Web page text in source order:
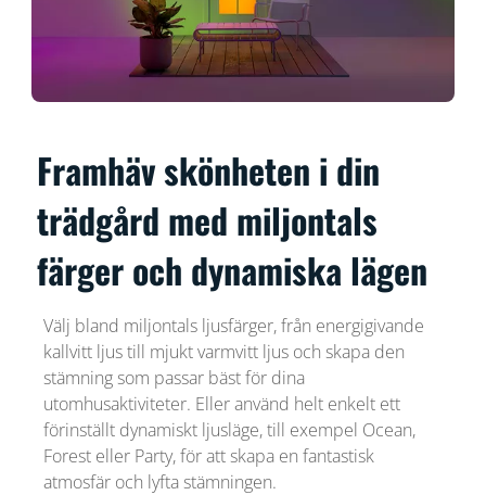
Framhäv skönheten i din
trädgård med miljontals
färger och dynamiska lägen
Välj bland miljontals ljusfärger, från energigivande
kallvitt ljus till mjukt varmvitt ljus och skapa den
stämning som passar bäst för dina
utomhusaktiviteter. Eller använd helt enkelt ett
förinställt dynamiskt ljusläge, till exempel Ocean,
Forest eller Party, för att skapa en fantastisk
atmosfär och lyfta stämningen.